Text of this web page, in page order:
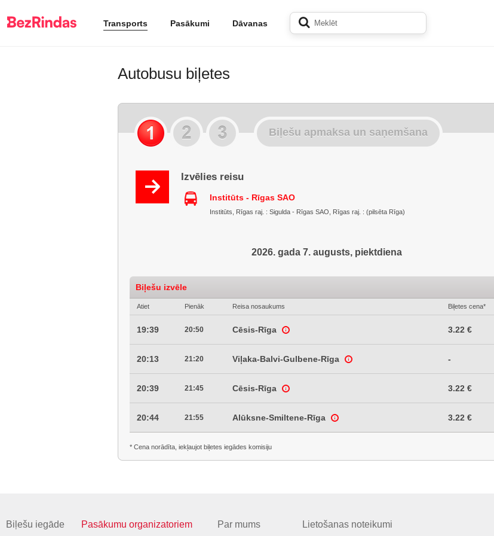
Transports Pasākumi Dāvanas
Autobusu biļetes
Biļešu apmaksa un saņemšana
Izvēlies reisu
Institūts - Rīgas SAO
Institūts, Rīgas raj. : Sigulda - Rīgas SAO, Rīgas raj. : (pilsēta Rīga)
2026. gada 7. augusts, piektdiena
Biļešu izvēle
Atiet Pienāk Reisa nosaukums Biļetes cena*
19:39 20:50 Cēsis-Rīga 3.22 €
20:13 21:20 Viļaka-Balvi-Gulbene-Rīga -
20:39 21:45 Cēsis-Rīga 3.22 €
20:44 21:55 Alūksne-Smiltene-Rīga 3.22 €
* Cena norādīta, iekļaujot biļetes iegādes komisiju
Biļešu iegāde Pasākumu organizatoriem Par mums Lietošanas noteikumi